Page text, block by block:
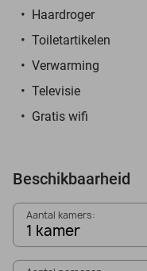
Haardroger
Toiletartikelen
Verwarming
Televisie
Gratis wifi
Beschikbaarheid
Aantal kamers:
1 kamer